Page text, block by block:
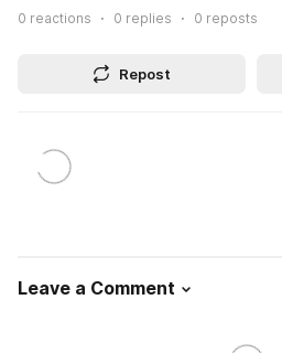
0 reactions 0 replies 0 reposts
Repost
Leave a Comment